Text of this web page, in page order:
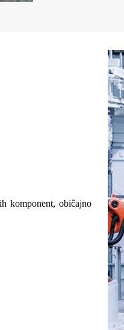
komponent, običajno